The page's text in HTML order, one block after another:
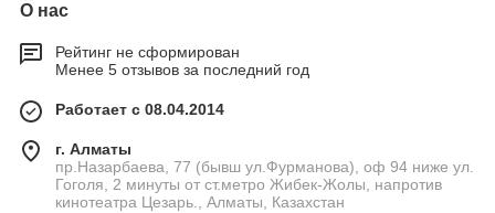
О нас
Рейтинг не сформирован
Менее 5 отзывов за последний год
Работает с 08.04.2014
г. Алматы
пр.Назарбаева, 77 (бывш ул.Фурманова), оф 94 ниже ул.
Гоголя, 2 минуты от ст.метро Жибек-Жолы, напротив
кинотеатра Цезарь., Алматы, Казахстан